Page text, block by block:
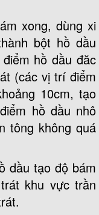
xong, dùng xi
bột hồ dầu
hồ dầu đăc
(các vị trí điểm
10cm, tạo
hồ dầu nhô
tông không quá
dầu tạo độ bám
khu vực trần